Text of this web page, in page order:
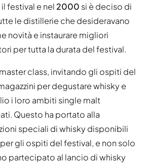
festival e nel 2000 si è deciso di
le distillerie che desideravano
novità e instaurare migliori
per tutta la durata del festival.
class, invitando gli ospiti del
per degustare whisky e
i loro ambiti single malt
Questo ha portato alla
speciali di whisky disponibili
gli ospiti del festival, e non solo
partecipato al lancio di whisky